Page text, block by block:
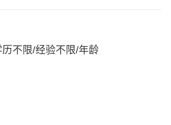
不限/经验不限/年龄